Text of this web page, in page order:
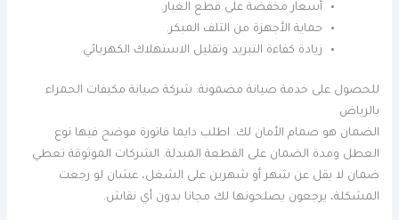
أسعار مخفضة على قطع الغيار.
حماية الأجهزة من التلف المبكر.
زيادة كفاءة التبريد وتقليل الاستهلاك الكهربائي.
للحصول على خدمة صيانة مضمونة: شركة صيانة مكيفات الحمراء
بالرياض
الضمان هو صمام الأمان لك. اطلب دايما فاتورة موضح فيها نوع
العطل ومدة الضمان على القطعة المبدلة. الشركات الموثوقة تعطي
ضمان لا يقل عن شهر أو شهرين على الشغل، عشان لو رجعت
المشكلة، يرجعون يصلحونها لك مجانا بدون أي نقاش.